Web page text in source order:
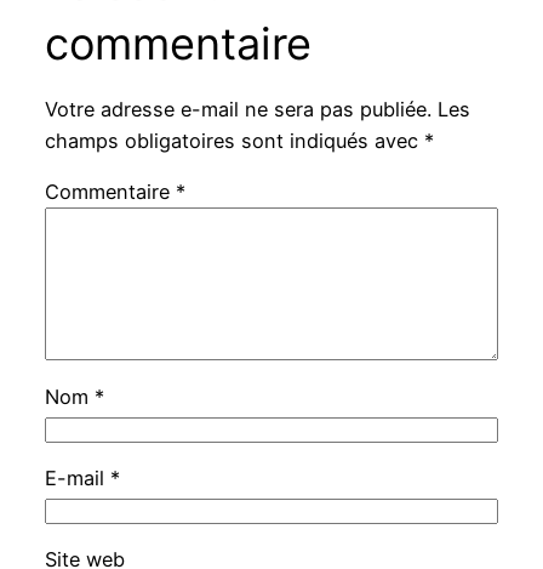
commentaire
Votre adresse e-mail ne sera pas publiée. Les
champs obligatoires sont indiqués avec *
Commentaire *
Nom *
E-mail *
Site web